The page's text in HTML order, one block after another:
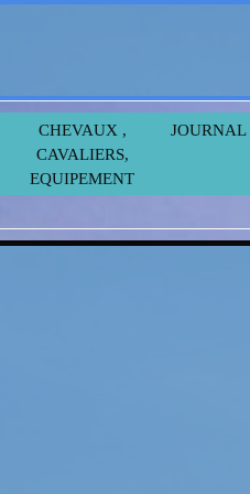
CHEVAUX ,
CAVALIERS,
EQUIPEMENT
CHEVAUX ,
CAVALIERS,
EQUIPEMENT
JOURNAL
JOURNAL